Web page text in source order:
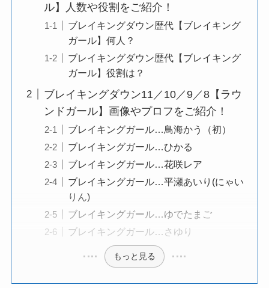
ル】人数や役割をご紹介！
ブレイキングダウン歴代【ブレイキング
ガール】何人？
ブレイキングダウン歴代【ブレイキング
ガール】役割は？
ブレイキングダウン11／10／9／8【ラウ
ンドガール】画像やプロフをご紹介！
ブレイキングガール…鳥海かう（初）
ブレイキングガール…ひかる
ブレイキングガール…花咲レア
ブレイキングガール…平瀬あいり(にゃい
りん)
ブレイキングガール…ゆでたまご
ブレイキングガール…さゆり
もっと見る